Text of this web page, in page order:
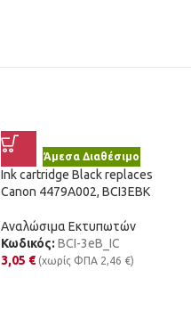
Άμεσα Διαθέσιμο
Ink cartridge Black replaces
Canon 4479A002, BCI3EBK
Αναλώσιμα Εκτυπωτών
Κωδικός: BCI-3eB_IC
3,05 € (χωρίς ΦΠΑ 2,46 €)